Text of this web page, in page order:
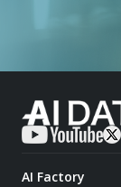
AI Factory